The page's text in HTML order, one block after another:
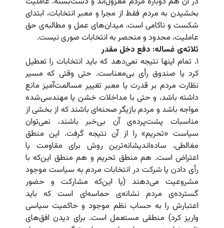
بخشیدن به مردم فقط از مجرا و معبر انتخابات، ابتدای
شکست و ناکامی است. میدان‌های عمل و مطالبه‌ی حق
عاملیت، محدود و منحصر به انتخابات صوری نیست.
ثلاثه‌ی غساله: دفع دخل مقدر
۱. تمام اینها نتیجه نمی‌دهد که باید انتخابات را تعطیل
کرد یا صندوق رأی بی‌معناست. حتی وقتی که مسیر
نظارت مردم بر قدرت یا معبر تغییر مسالمت‌آمیز مانع
داشته باشد،‌ و حتی با مداخلات خشن یا مهندسی‌شده
مواجه باشد و مردم بازیگر صحنه‌ای باشند که از بخشی از
مناسبات پشت‌پرده‌ی آن بی‌خبر باشند، نمی‌توان
سیاست «تحریم» را از آن نتیجه گرفت. این منطق
مغالطی، ساده‌اندیشانه‌ترین روش برای مقاومت یا
اعتراض است. هم منطق تحریم و هم منطق این‌که با
رأی دادن یا شرکت در انتخابات مردم به سیاست موجود
مشروعیت می‌دهند (یا این‌که مشارکت و حضور
گسترده‌ی مردم نشانه‌ی حماسه‌ای است که باید
اعتبارش را به حساب نظم موجود و حاکمیت سیاسی
واریز کرد) منطقی مستعمل است. برای دیدن افق‌های